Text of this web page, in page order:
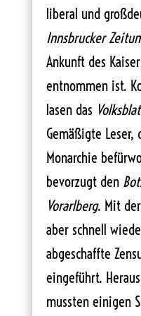
liberal und
Innsbrucker
Ankunft des
entnommen ist.
lasen das
Gemäßigte
Monarchie
bevorzugt den
Vorarlberg. Mit
aber schnell
abgeschaffte
eingeführt.
mussten einigen